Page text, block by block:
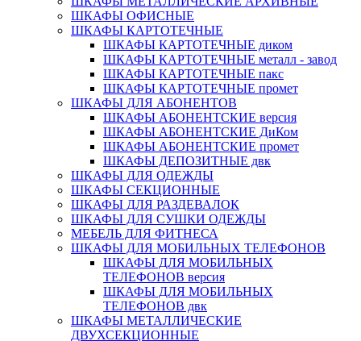
ШКАФЫ ОФИСНЫЕ
ШКАФЫ КАРТОТЕЧНЫЕ
ШКАФЫ КАРТОТЕЧНЫЕ диком
ШКАФЫ КАРТОТЕЧНЫЕ металл - завод
ШКАФЫ КАРТОТЕЧНЫЕ пакс
ШКАФЫ КАРТОТЕЧНЫЕ промет
ШКАФЫ ДЛЯ АБОНЕНТОВ
ШКАФЫ АБОНЕНТСКИЕ версия
ШКАФЫ АБОНЕНТСКИЕ ДиКом
ШКАФЫ АБОНЕНТСКИЕ промет
ШКАФЫ ДЕПОЗИТНЫЕ двк
ШКАФЫ ДЛЯ ОДЕЖДЫ
ШКАФЫ СЕКЦИОННЫЕ
ШКАФЫ ДЛЯ РАЗДЕВАЛОК
ШКАФЫ ДЛЯ СУШКИ ОДЕЖДЫ
МЕБЕЛЬ ДЛЯ ФИТНЕСА
ШКАФЫ ДЛЯ МОБИЛЬНЫХ ТЕЛЕФОНОВ
ШКАФЫ ДЛЯ МОБИЛЬНЫХ
ТЕЛЕФОНОВ версия
ШКАФЫ ДЛЯ МОБИЛЬНЫХ
ТЕЛЕФОНОВ двк
ШКАФЫ МЕТАЛЛИЧЕСКИЕ
ДВУХСЕКЦИОННЫЕ